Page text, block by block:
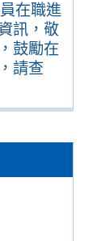
在職進
訊，敬
鼓勵在
請查